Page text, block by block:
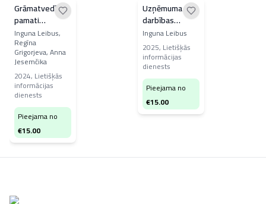
Grāmatvedības
pamati
uzņēmumos
Inguna Leibus,
Regīna
Grigorjeva, Anna
Jesemčika
2024, Lietišķās
informācijas
dienests
Pieejama no
€15.00
Uzņēmuma
darbības
uzsākšana,
grāmatvedība
un nodokļi
Inguna Leibus
2025, Lietišķās
informācijas
dienests
Pieejama no
€15.00